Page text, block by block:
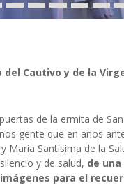
Cautivo y de la
de la ermita de
gente que en años
María Santísima de la
y de salud, de
para el